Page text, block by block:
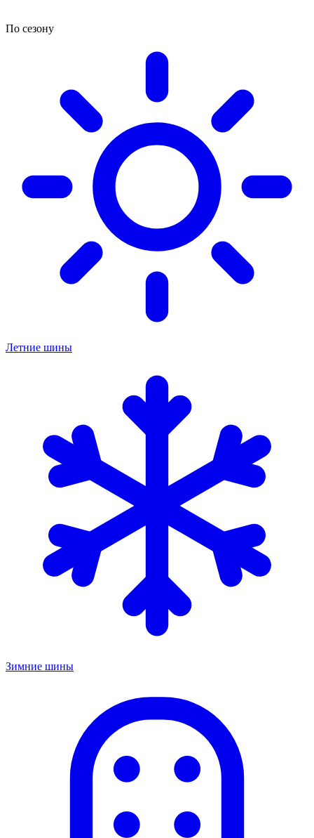
По сезону
Летние шины
Зимние шины